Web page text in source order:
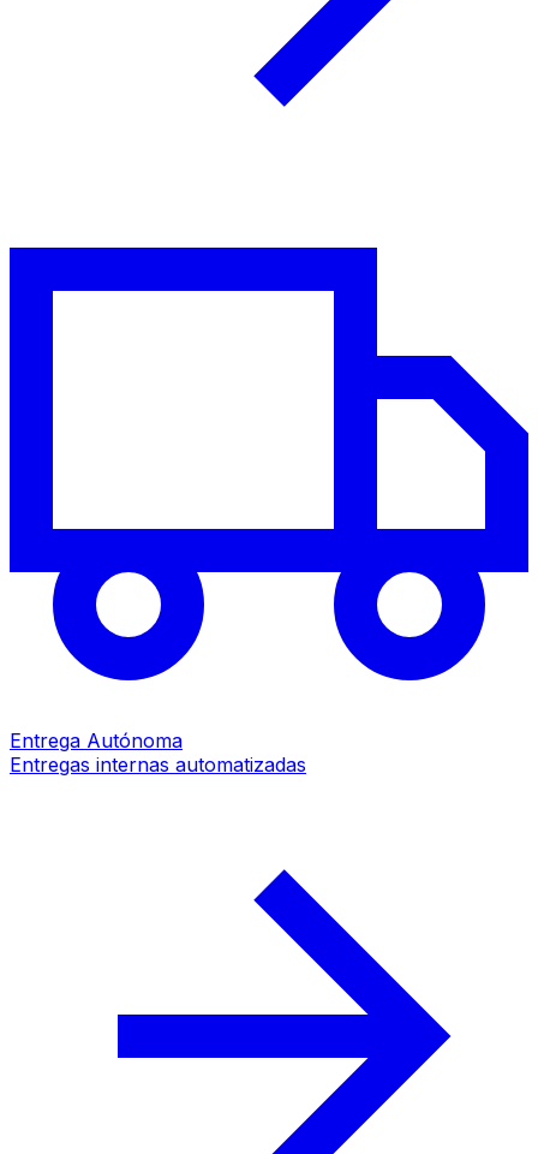
Entrega Autónoma
Entregas internas automatizadas